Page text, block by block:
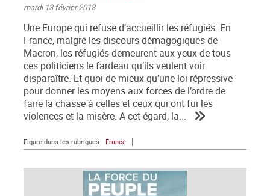
mardi 13 février 2018
Une Europe qui refuse d’accueillir les réfugiés. En
France, malgré les discours démagogiques de
Macron, les réfugiés demeurent aux yeux de tous
ces politiciens le fardeau qu’ils veulent voir
disparaître. Et quoi de mieux qu’une loi répressive
pour donner les moyens aux forces de l’ordre de
faire la chasse à celles et ceux qui ont fui les
violences et la misère. A cet égard, la...
Figure dans les rubriques France